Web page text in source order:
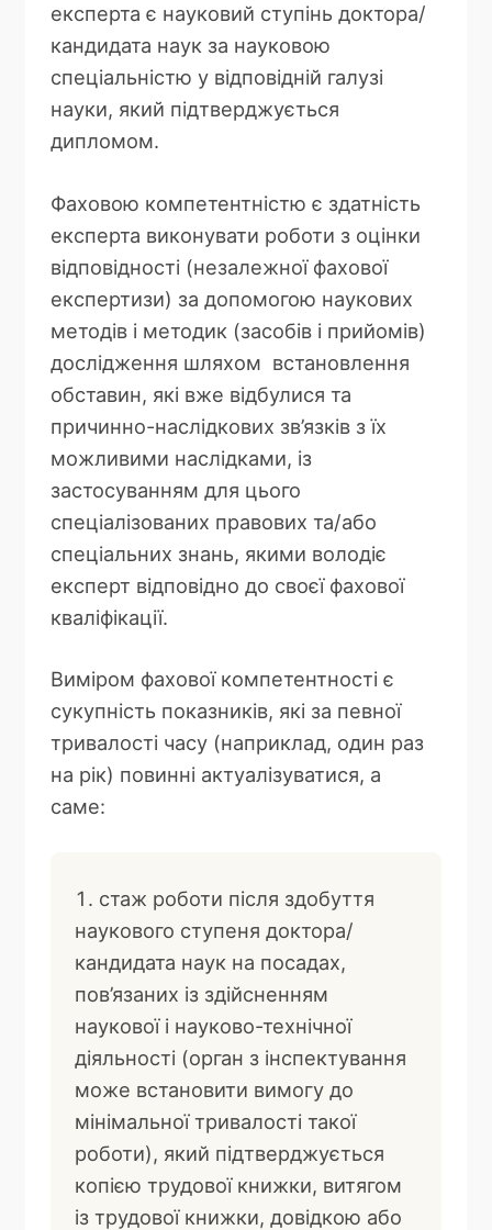
експерта є науковий ступінь доктора/
кандидата наук за науковою
спеціальністю у відповідній галузі
науки, який підтверджується
дипломом.
Фаховою компетентністю є здатність
експерта виконувати роботи з оцінки
відповідності (незалежної фахової
експертизи) за допомогою наукових
методів і методик (засобів і прийомів)
дослідження шляхом встановлення
обставин, які вже відбулися та
причинно-наслідкових зв’язків з їх
можливими наслідками, із
застосуванням для цього
спеціалізованих правових та/або
спеціальних знань, якими володіє
експерт відповідно до своєї фахової
кваліфікації.
Виміром фахової компетентності є
сукупність показників, які за певної
тривалості часу (наприклад, один раз
на рік) повинні актуалізуватися, а
саме:
стаж роботи після здобуття
наукового ступеня доктора/
кандидата наук на посадах,
пов’язаних із здійсненням
наукової і науково-технічної
діяльності (орган з інспектування
може встановити вимогу до
мінімальної тривалості такої
роботи), який підтверджується
копією трудової книжки, витягом
із трудової книжки, довідкою або